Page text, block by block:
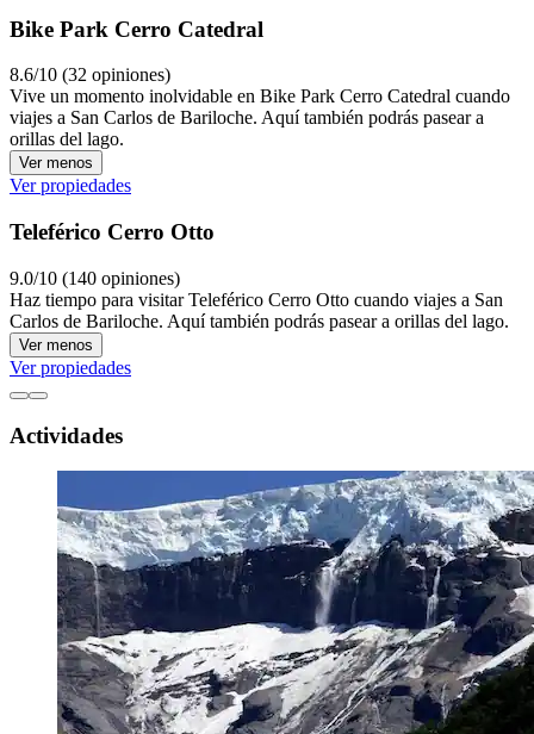
Bike Park Cerro Catedral
8.6/10 (32 opiniones)
Vive un momento inolvidable en Bike Park Cerro Catedral cuando
viajes a San Carlos de Bariloche. Aquí también podrás pasear a
orillas del lago.
Ver menos
Ver propiedades
Teleférico Cerro Otto
9.0/10 (140 opiniones)
Haz tiempo para visitar Teleférico Cerro Otto cuando viajes a San
Carlos de Bariloche. Aquí también podrás pasear a orillas del lago.
Ver menos
Ver propiedades
Actividades